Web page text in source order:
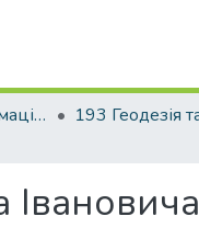
Факультет геоінформаційних систем та управління територіями